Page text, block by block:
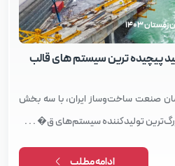
1403
پیچیده‌ ترین سیستم‌ های قالب
صنعت ساخت‌وساز ایران، با سه بخش
تولیدکننده سیستم‌های ق� . . .
ادامه مطلب